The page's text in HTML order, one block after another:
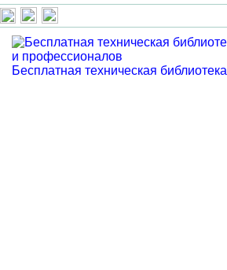
Бесплатная техническая библиотека